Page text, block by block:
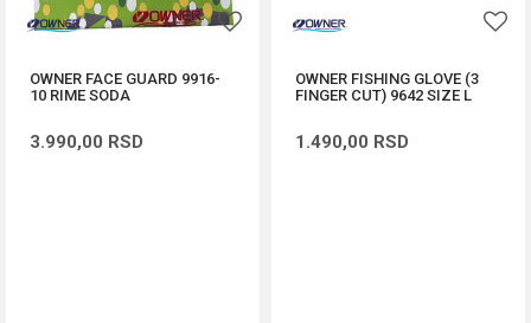
OWNER FACE GUARD 9916-
10 RIME SODA
3.990,00 RSD
OWNER FISHING GLOVE (3
FINGER CUT) 9642 SIZE L
1.490,00 RSD